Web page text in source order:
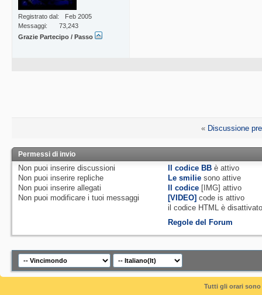
Registrato dal
Feb 2005
Messaggi
73,243
Grazie Partecipo / Passo
« Discussione
Permessi di invio
Non puoi inserire discussioni
Non puoi inserire repliche
Non puoi inserire allegati
Non puoi modificare i tuoi messaggi
Il codice BB èattivo
Le smilie sono attive
Il codice [IMG]attivo
[VIDEO] code isattivo
il codice HTML è
Regole del Forum
Tutti gli orari